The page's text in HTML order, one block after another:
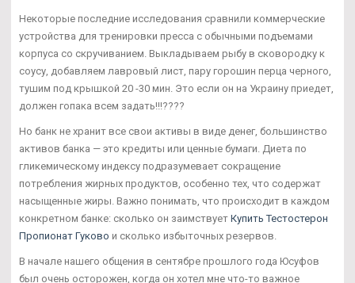
Некоторые последние исследования сравнили коммерческие
устройства для тренировки пресса с обычными подъемами
корпуса со скручиванием. Выкладываем рыбу в сковородку к
соусу, добавляем лавровый лист, пару горошин перца черного,
тушим под крышкой 20 -30 мин. Это если он на Украину приедет,
должен гопака всем задать!!!????
Но банк не хранит все свои активы в виде денег, большинство
активов банка — это кредиты или ценные бумаги. Диета по
гликемическому индексу подразумевает сокращение
потребления жирных продуктов, особенно тех, что содержат
насыщенные жиры. Важно понимать, что происходит в каждом
конкретном банке: сколько он заимствует Купить Тестостерон
Пропионат Гуково и сколько избыточных резервов.
В начале нашего общения в сентябре прошлого года Юсуфов
был очень осторожен, когда он хотел мне что-то важное